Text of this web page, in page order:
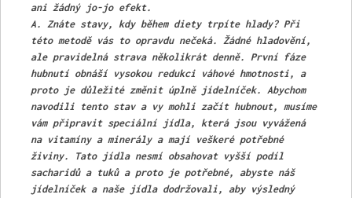
ani žádný jo-jo efekt.
A. Znáte stavy, kdy během diety trpíte hlady? Při
této metodě vás to opravdu nečeká. Žádné hladovění,
ale pravidelná strava několikrát denně. První fáze
hubnutí obnáší vysokou redukci váhové hmotnosti, a
proto je důležité změnit úplně jídelníček. Abychom
navodili tento stav a vy mohli začít hubnout, musíme
vám připravit speciální jídla, která jsou vyvážená
na vitamíny a minerály a mají veškeré potřebné
živiny. Tato jídla nesmí obsahovat vyšší podíl
sacharidů a tuků a proto je potřebné, abyste náš
jídelníček a naše jídla dodržovali, aby výsledný